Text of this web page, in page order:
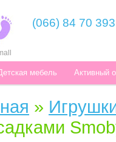
(066) 84 70 393
мебель Активный
»